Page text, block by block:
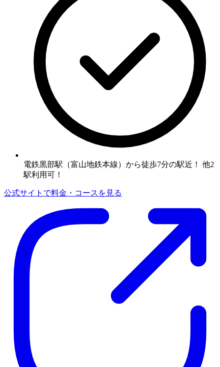
電鉄黒部駅（富山地鉄本線）から徒歩7分の駅近！ 他2
駅利用可！
公式サイトで料金・コースを見る